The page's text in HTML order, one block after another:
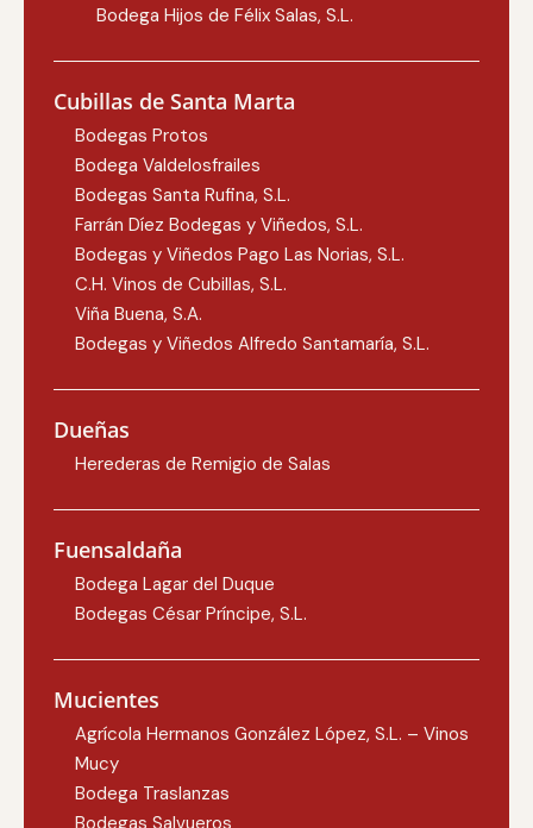
Bodega Hijos de Félix Salas, S.L.
Cubillas de Santa Marta
Bodegas Protos
Bodega Valdelosfrailes
Bodegas Santa Rufina, S.L.
Farrán Díez Bodegas y Viñedos, S.L.
Bodegas y Viñedos Pago Las Norias, S.L.
C.H. Vinos de Cubillas, S.L.
Viña Buena, S.A.
Bodegas y Viñedos Alfredo Santamaría, S.L.
Dueñas
Herederas de Remigio de Salas
Fuensaldaña
Bodega Lagar del Duque
Bodegas César Príncipe, S.L.
Mucientes
Agrícola Hermanos González López, S.L. – Vinos
Mucy
Bodega Traslanzas